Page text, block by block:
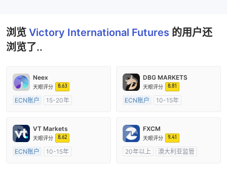
浏览 Victory International Futures 的用户还
浏览了..
Neex
天眼评分 8.63
ECN账户
15-20年
主标MT4
DBG MARKETS
天眼评分 8.81
ECN账户
10-15年
主标MT4
VT Markets
天眼评分 8.62
ECN账户
10-15年
FXCM
天眼评分 9.41
20年以上
澳大利亚监管